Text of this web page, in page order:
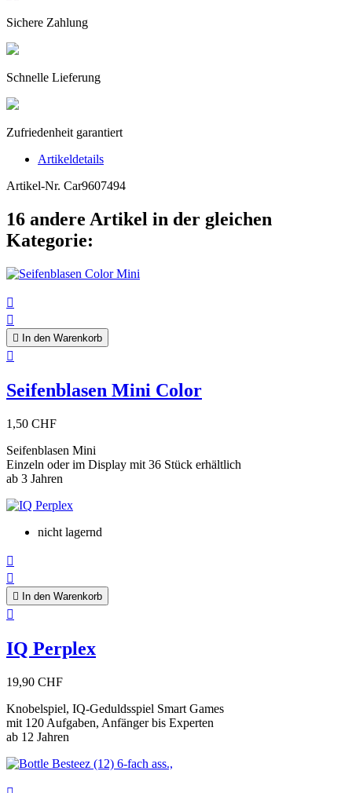
Sichere Zahlung
Schnelle Lieferung
Zufriedenheit garantiert
Artikeldetails
Artikel-Nr. Car9607494
16 andere Artikel in der gleichen
Kategorie:


 In den Warenkorb

Seifenblasen Mini Color
1,50 CHF
Seifenblasen Mini
Einzeln oder im Display mit 36 Stück erhältlich
ab 3 Jahren
nicht lagernd


 In den Warenkorb

IQ Perplex
19,90 CHF
Knobelspiel, IQ-Geduldsspiel Smart Games
mit 120 Aufgaben, Anfänger bis Experten
ab 12 Jahren